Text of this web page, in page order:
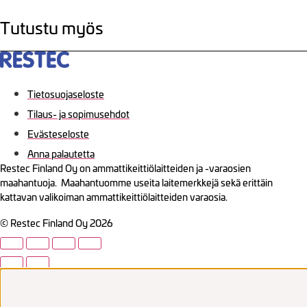
Tutustu myös
Tietosuojaseloste
Tilaus- ja sopimusehdot
Evästeseloste
Anna palautetta
Restec Finland Oy on ammattikeittiölaitteiden ja -varaosien
maahantuoja. Maahantuomme useita laitemerkkejä sekä erittäin
kattavan valikoiman ammattikeittiölaitteiden varaosia.
© Restec Finland Oy 2026